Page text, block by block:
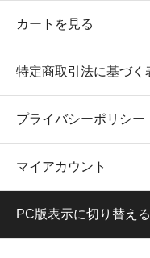
カートを見る
特定商取引法に基づく
プライバシーポリシー
マイアカウント
PC版表示に切り替える